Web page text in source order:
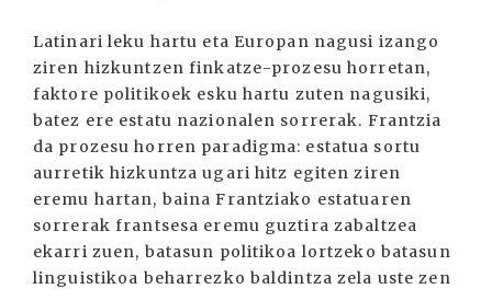
Latinari leku hartu eta Europan nagusi izango
ziren hizkuntzen finkatze-prozesu horretan,
faktore politikoek esku hartu zuten nagusiki,
batez ere estatu nazionalen sorrerak. Frantzia
da prozesu horren paradigma: estatua sortu
aurretik hizkuntza ugari hitz egiten ziren
eremu hartan, baina Frantziako estatuaren
sorrerak frantsesa eremu guztira zabaltzea
ekarri zuen, batasun politikoa lortzeko batasun
linguistikoa beharrezko baldintza zela uste zen